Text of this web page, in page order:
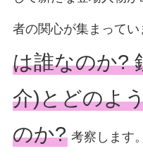
者の関心が集まってい
は誰なのか?
介)とどのよ
のか?考察します。